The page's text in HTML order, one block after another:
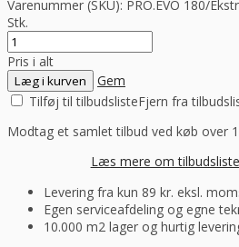
Varenummer (SKU): PRO.EVO 180/
Stk.
Pris i alt
Læg i kurven
Gem
Tilføj til tilbudslisteFjern fra
Modtag et samlet tilbud ved køb over
Læs mere om
Levering fra kun 89 kr. eksl.
Egen serviceafdeling og egne
10.000 m2 lager og hurtig